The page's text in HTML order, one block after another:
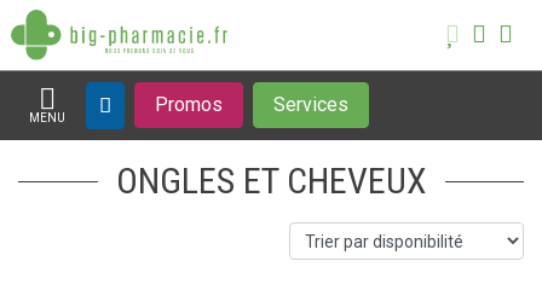
MENU
Afficher la navigation
Promos Services
ONGLES ET CHEVEUX